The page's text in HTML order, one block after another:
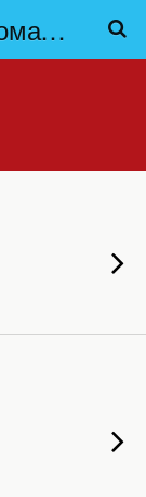
Стоматолог Сумы, стоматологические клиники Сумы, детская стоматология в Сумах. | Частная стоматология Сумы